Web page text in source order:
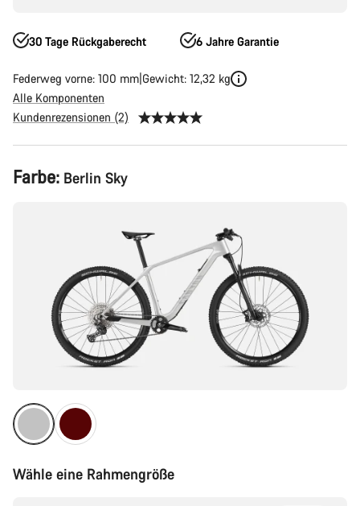
30 Tage Rückgaberecht 6 Jahre Garantie
Federweg vorne: 100 mm Gewicht: 12,32 kg
Alle Komponenten
Kundenrezensionen (2)
Produktkonfiguration
Farbe: Berlin Sky
Wähle eine Rahmengröße